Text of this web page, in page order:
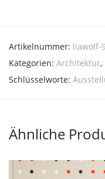
Artikelnummer: liawolf-
Kategorien: Architektur,
Schlüsselworte:
Ähnliche